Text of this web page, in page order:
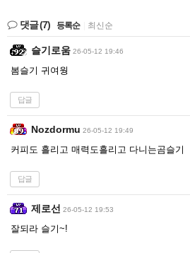
댓글(7) 등록순 최신순
슬기로움 26-05-12 19:46
봄슬기 귀여웡
답글
Nozdormu 26-05-12 19:49
커피도 흘리고 매력도흘리고 다니는곰슬기
답글
제로선 26-05-12 19:53
잘되라 슬기~!